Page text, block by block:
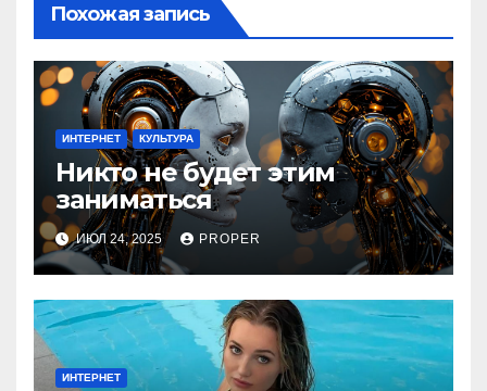
Похожая запись
ИНТЕРНЕТ КУЛЬТУРА
Никто не будет этим
заниматься
ИЮЛ 24, 2025 PROPER
ИНТЕРНЕТ